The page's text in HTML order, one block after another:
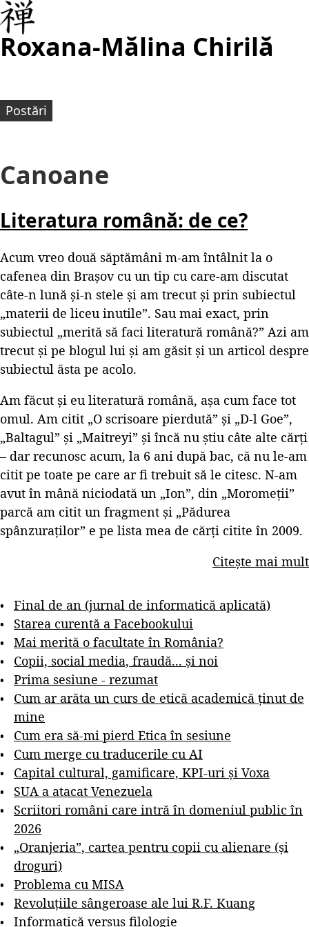
Roxana-Mălina Chirilă
Postări
Canoane
Literatura română: de ce?
Acum vreo două săptămâni m-am întâlnit la o
cafenea din Brașov cu un tip cu care-am discutat
câte-n lună și-n stele și am trecut și prin subiectul
„materii de liceu inutile”. Sau mai exact, prin
subiectul „merită să faci literatură română?” Azi am
trecut și pe blogul lui și am găsit și un articol despre
subiectul ăsta pe acolo.
Am făcut și eu literatură română, așa cum face tot
omul. Am citit „O scrisoare pierdută” și „D-l Goe”,
„Baltagul” și „Maitreyi” și încă nu știu câte alte cărți
– dar recunosc acum, la 6 ani după bac, că nu le-am
citit pe toate pe care ar fi trebuit să le citesc. N-am
avut în mână niciodată un „Ion”, din „Moromeții”
parcă am citit un fragment și „Pădurea
spânzuraților” e pe lista mea de cărți citite în 2009.
Citește mai mult
Final de an (jurnal de informatică aplicată)
Starea curentă a Facebookului
Mai merită o facultate în România?
Copii, social media, fraudă... și noi
Prima sesiune - rezumat
Cum ar arăta un curs de etică academică ținut de
mine
Cum era să-mi pierd Etica în sesiune
Cum merge cu traducerile cu AI
Capital cultural, gamificare, KPI-uri și Voxa
SUA a atacat Venezuela
Scriitori români care intră în domeniul public în
2026
„Oranjeria”, cartea pentru copii cu alienare (și
droguri)
Problema cu MISA
Revoluțiile sângeroase ale lui R.F. Kuang
Informatică versus filologie